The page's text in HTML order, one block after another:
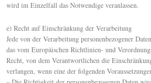
wird im Einzelfall das Notwendige veranlassen.
e) Recht auf Einschränkung der Verarbeitung
Jede von der Verarbeitung personenbezogener
das vom Europäischen Richtlinien- und
Recht, von dem Verantwortlichen die
verlangen, wenn eine der folgenden